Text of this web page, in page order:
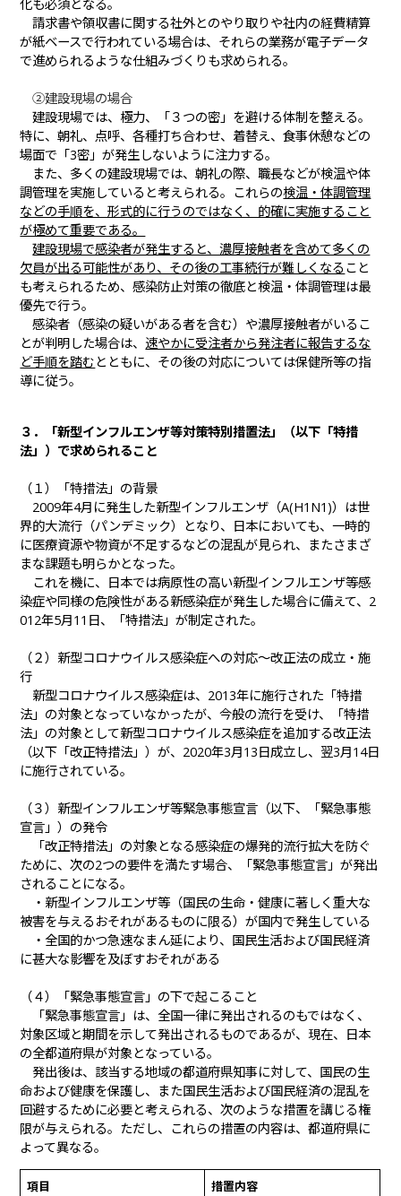
化も必須となる。
請求書や領収書に関する社外とのやり取りや社内の経費精算
が紙ベースで行われている場合は、それらの業務が電子データ
で進められるような仕組みづくりも求められる。
②建設現場の場合
建設現場では、極力、「３つの密」を避ける体制を整える。
特に、朝礼、点呼、各種打ち合わせ、着替え、食事休憩などの
場面で「3密」が発生しないように注力する。
また、多くの建設現場では、朝礼の際、職長などが検温や体
調管理を実施していると考えられる。これらの検温・体調管理
などの手順を、形式的に行うのではなく、的確に実施すること
が極めて重要である。
建設現場で感染者が発生すると、濃厚接触者を含めて多くの
欠員が出る可能性があり、その後の工事続行が難しくなる こと
も考えられるため、感染防止対策の徹底と検温・体調管理は最
優先で行う。
感染者（感染の疑いがある者を含む）や濃厚接触者がいるこ
とが判明した場合は、 速やかに受注者から発注者に報告するな
ど手順を踏む とともに、その後の対応については保健所等の指
導に従う。
３．「新型インフルエンザ等対策特別措置法」（以下「特措
法」）で求められること
（１）「特措法」の背景
2009年4月に発生した新型インフルエンザ（A(H1N1)）は世
界的大流行（パンデミック）となり、日本においても、一時的
に医療資源や物資が不足するなどの混乱が見られ、またさまざ
まな課題も明らかとなった。
これを機に、日本では病原性の高い新型インフルエンザ等感
染症や同様の危険性がある新感染症が発生した場合に備えて、2
012年5月11日、「特措法」が制定された。
（２）新型コロナウイルス感染症への対応～改正法の成立・施
行
新型コロナウイルス感染症は、2013年に施行された「特措
法」の対象となっていなかったが、今般の流行を受け、「特措
法」の対象として新型コロナウイルス感染症を追加する改正法
（以下「改正特措法」）が、2020年3月13日成立し、翌3月14日
に施行されている。
（３）新型インフルエンザ等緊急事態宣言（以下、「緊急事態
宣言」）の発令
「改正特措法」の対象となる感染症の爆発的流行拡大を防ぐ
ために、次の2つの要件を満たす場合、「緊急事態宣言」が発出
されることになる。
・新型インフルエンザ等（国民の生命・健康に著しく重大な
被害を与えるおそれがあるものに限る）が国内で発生している
・全国的かつ急速なまん延により、国民生活および国民経済
に甚大な影響を及ぼすおそれがある
（４）「緊急事態宣言」の下で起こること
「緊急事態宣言」は、全国一律に発出されるのもではなく、
対象区域と期間を示して発出されるものであるが、現在、日本
の全都道府県が対象となっている。
発出後は、該当する地域の都道府県知事に対して、国民の生
命および健康を保護し、また国民生活および国民経済の混乱を
回避するために必要と考えられる、次のような措置を講じる権
限が与えられる。ただし、これらの措置の内容は、都道府県に
よって異なる。
項目 措置内容